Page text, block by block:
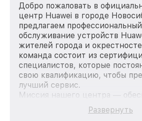
Добро пожаловать в
центр Huawei в городе
предлагаем
обслуживание устройств
жителей города и
команда состоит из
специалистов, которые
свою квалификацию, чтобы
лучший сервис.
Миссия нашего центра —
качественный и доступный
каждого пользователя
Развернуть